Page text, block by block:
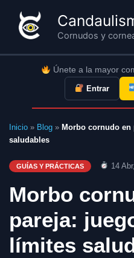
contenido
Cornudos y
Únete a la mayor
Entrar
Inicio » Blog » Morbo cornudo
saludables
GUÍAS Y PRÁCTICAS 14
Morbo
pareja:
límites